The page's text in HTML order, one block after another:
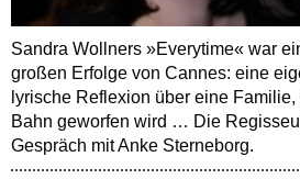
Sandra Wollners »Everytime« war
großen Erfolge von Cannes: eine
lyrische Reflexion über eine
Bahn geworfen wird … Die
Gespräch mit Anke Sterneborg.